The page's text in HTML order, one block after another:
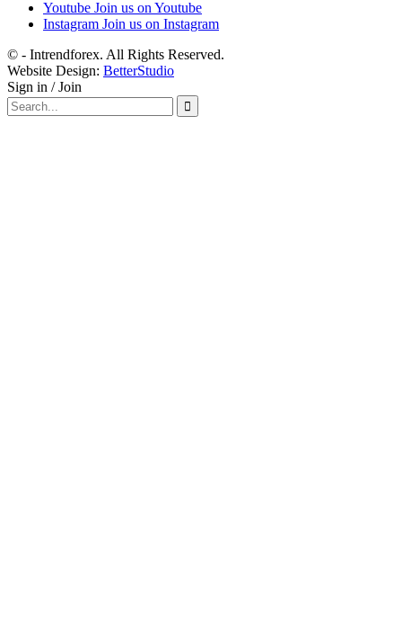
Youtube Join us on Youtube
Instagram Join us on Instagram
© - Intrendforex. All Rights Reserved.
Website Design: BetterStudio
Sign in / Join